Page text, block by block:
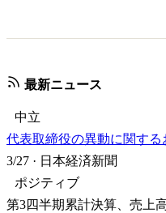
最新ニュース
中立
代表取締役の異動に関する
3/27 · 日本経済新聞
ポジティブ
第3四半期累計決算、売上